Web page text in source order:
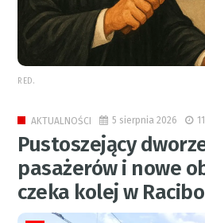
RED.
AKTUALNOŚCI 5 sierpnia 2026
Pustoszejący
pasażerów i nowe
czeka kolej w